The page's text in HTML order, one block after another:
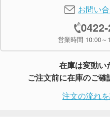
お問い
営業時間 10:00～
在庫は変動い
ご注文前に在庫のご確
注文の流れ